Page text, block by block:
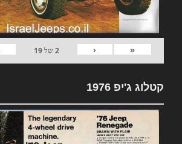
«
‹
2של19
קטלוג ג'יפ 1976